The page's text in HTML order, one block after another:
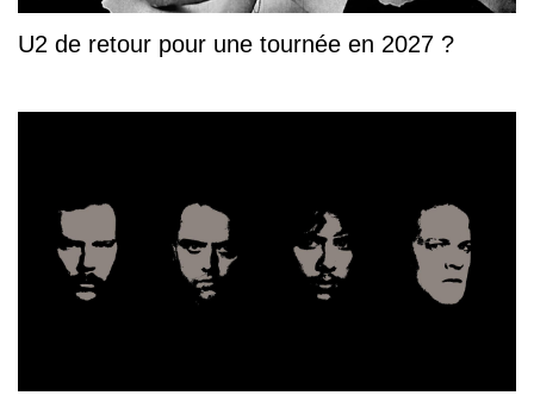
U2 de retour pour une tournée en 2027 ?